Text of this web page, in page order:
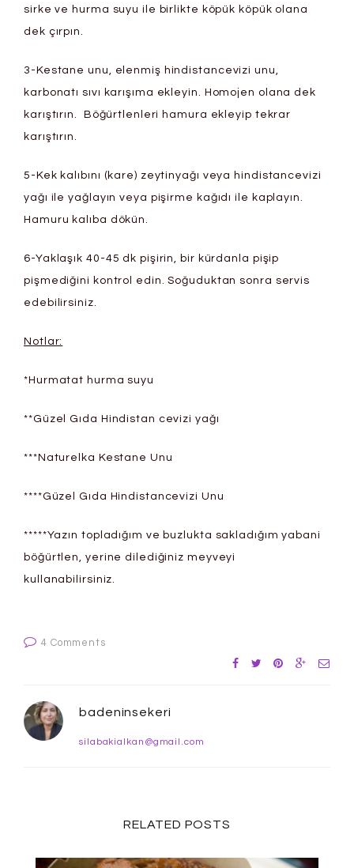
sirke ve hurma suyu ile birlikte köpük köpük olana
dek çırpın.
3-Kestane unu, elenmiş hindistancevizi unu,
karbonatı sıvı karışıma ekleyin. Homojen olana dek
karıştırın. Böğürtlenleri hamura ekleyip tekrar
karıştırın.
5-Kek kalıbını (kare) zeytinyağı veya hindistancevizi
yağı ile yağlayın veya pişirme kağıdı ile kaplayın.
Hamuru kalıba dökün.
6-Yaklaşık 40-45 dk pişirin, bir kürdanla pişip
pişmediğini kontrol edin. Soğuduktan sonra servis
edebilirsiniz.
Notlar:
*Hurmatat hurma suyu
**Güzel Gıda Hindistan cevizi yağı
***Naturelka Kestane Unu
****Güzel Gıda Hindistancevizi Unu
*****Yazın topladığım ve buzlukta sakladığım yabani
böğürtlen, yerine dilediğiniz meyveyi
kullanabilirsiniz.
4 Comments
badeninsekeri
silabakialkan@gmail.com
RELATED POSTS